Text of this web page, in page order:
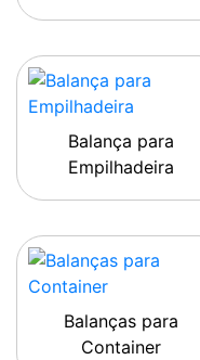
Balança para
Empilhadeira
Balanças para
Container